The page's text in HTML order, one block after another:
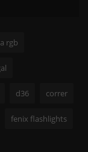
rgb
d36 correr
fenix flashlights